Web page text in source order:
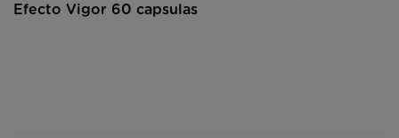
Efecto Vigor 60 capsulas